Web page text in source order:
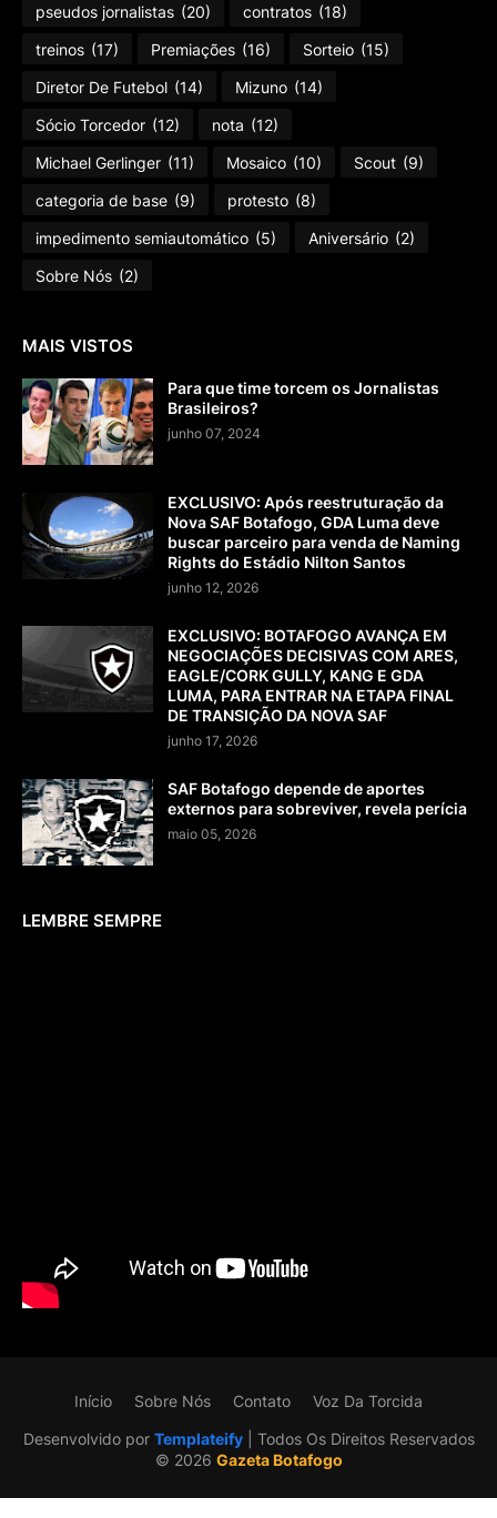
pseudos jornalistas (20) contratos (18)
treinos (17) Premiações (16) Sorteio (15)
Diretor De Futebol (14) Mizuno (14)
Sócio Torcedor (12) nota (12)
Michael Gerlinger (11) Mosaico (10) Scout (9)
categoria de base (9) protesto (8)
impedimento semiautomático (5) Aniversário (2)
Sobre Nós (2)
MAIS VISTOS
Para que time torcem os Jornalistas
Brasileiros?
junho 07, 2024
EXCLUSIVO: Após reestruturação da
Nova SAF Botafogo, GDA Luma deve
buscar parceiro para venda de Naming
Rights do Estádio Nilton Santos
junho 12, 2026
EXCLUSIVO: BOTAFOGO AVANÇA EM
NEGOCIAÇÕES DECISIVAS COM ARES,
EAGLE/CORK GULLY, KANG E GDA
LUMA, PARA ENTRAR NA ETAPA FINAL
DE TRANSIÇÃO DA NOVA SAF
junho 17, 2026
SAF Botafogo depende de aportes
externos para sobreviver, revela perícia
maio 05, 2026
LEMBRE SEMPRE
Desenvolvido por Templateify| Todos Os Direitos Reservados
©️ 2026 Gazeta Botafogo
Início Sobre Nós Contato Voz Da Torcida